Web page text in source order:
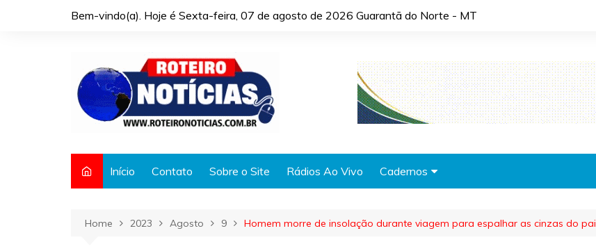
Bem-vindo(a). Hoje é Sexta-feira, 07 de agosto de 2026 Guarantã do Norte - MT
Início Contato Sobre o Site Rádios Ao Vivo Cadernos
Automóveis
Home 2023 Agosto 9 Homem morre de insolação durante viagem para espalhar as cinzas do pai